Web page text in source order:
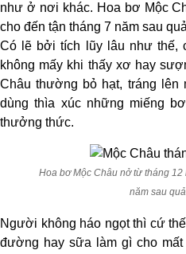
như ở nơi khác. Hoa bơ Mộc
cho đến tận tháng 7 năm sau
Có lẽ bởi tích lũy lâu như thế,
không mấy khi thấy xơ hay
Châu thường bỏ hạt, tráng
dùng thìa xúc những miếng
thưởng thức.
Hoa bơ Mộc Châu nở từ tháng
năm sau
Người không háo ngọt thì cứ
đường hay sữa làm gì cho